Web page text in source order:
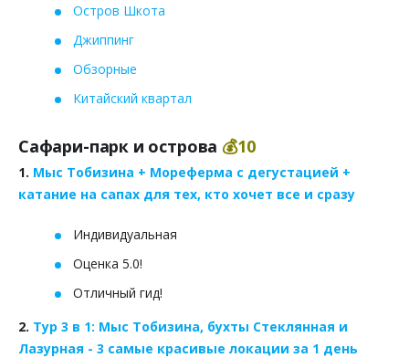
Остров Шкота
Джиппинг
Обзорные
Китайский квартал
Сафари-парк и острова 💰10
1. Мыс Тобизина + Мореферма с дегустацией +
катание на сапах для тех, кто хочет все и сразу
Индивидуальная
Оценка 5.0!
Отличный гид!
2. Тур 3 в 1: Мыс Тобизина, бухты Стеклянная и
Лазурная - 3 самые красивые локации за 1 день